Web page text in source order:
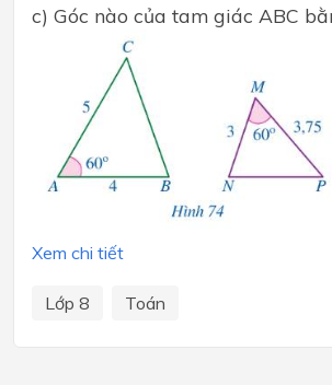
c) Góc nào của tam giác ABC
Xem chi tiết
Lớp 8 Toán